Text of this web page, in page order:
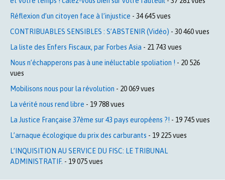
Réflexion d’un citoyen face à l’injustice - 34 645 vues
CONTRIBUABLES SENSIBLES : S’ABSTENIR (Vidéo) - 30 460 vues
La liste des Enfers Fiscaux, par Forbes Asia - 21 743 vues
Nous n’échapperons pas à une inéluctable spoliation ! - 20 526
vues
Mobilisons nous pour la révolution - 20 069 vues
La vérité nous rend libre - 19 788 vues
La Justice Française 37ème sur 43 pays européens ?! - 19 745 vues
L’arnaque écologique du prix des carburants - 19 225 vues
L’INQUISITION AU SERVICE DU FISC: LE TRIBUNAL
ADMINISTRATIF. - 19 075 vues